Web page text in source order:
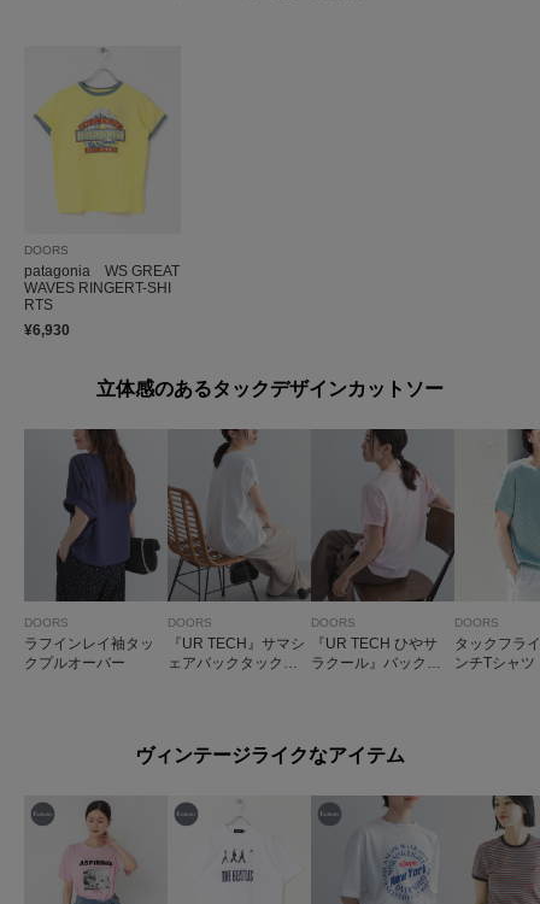
DOORS
patagonia WS GREAT
WAVES RINGERT-SHI
RTS
¥6,930
立体感のあるタックデザインカットソー
DOORS
ラフインレイ袖タッ
クプルオーバー
DOORS
『UR TECH』サマシ
ェアバックタックコ
DOORS
『UR TECH ひやサ
ラクール』バックポ
DOORS
タックフラ
ンチTシャツ
ヴィンテージライクなアイテム